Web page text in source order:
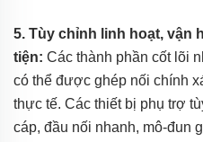
5. Tùy chỉnh linh hoạt, vận
tiện: Các thành phần cốt lõi
có thể được ghép nối chính
thực tế. Các thiết bị phụ trợ
cáp, đầu nối nhanh, mô-đun